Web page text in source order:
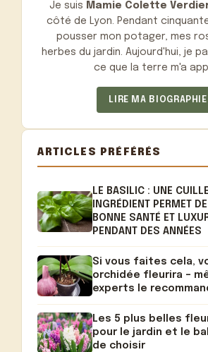
Je suis Mamie Colette
côté de Lyon. Pendant
pousser mon potager, mes
herbes du jardin. Aujourd'hui, je
ce que la terre m'a
LIRE MA BIOGRAPHIE
ARTICLES PRÉFÉRÉS
LE BASILIC : UNE
INGRÉDIENT PERMET
BONNE SANTÉ ET
PENDANT DES ANNÉES
Si vous faites cela,
orchidée fleurira –
experts le
Les 5 plus belles
pour le jardin et le
de choisir